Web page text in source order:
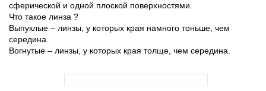
сферической и одной плоской поверхностями.
Что такое линза ?
Выпуклые – линзы, у которых края намного тоньше, чем
середина.
Вогнутые – линзы, у которых края толще, чем середина.